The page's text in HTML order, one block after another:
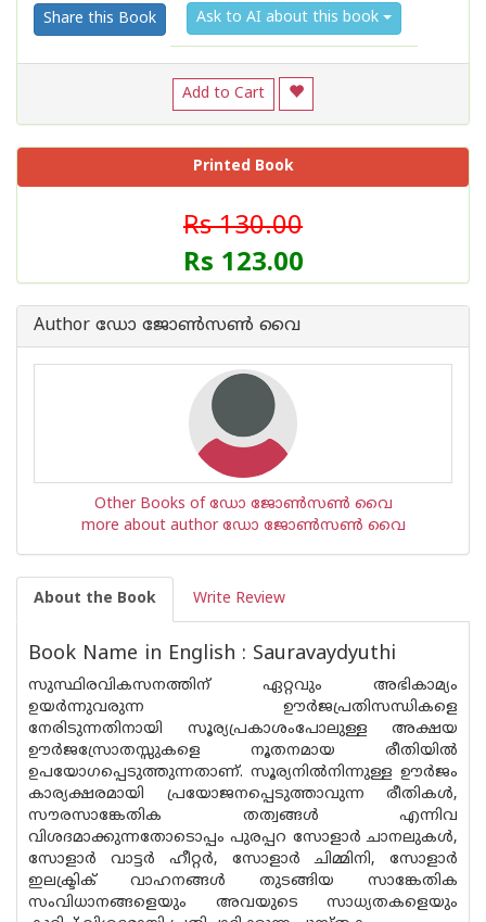
Share this Book Ask to AI about this book
Add to Cart
Printed Book
Rs 130.00
Rs 123.00
Author ഡോ ജോൺസൺ വൈ
Other Books of ഡോ ജോൺസൺ വൈ
more about author ഡോ ജോൺസൺ വൈ
About the Book Write Review
Book Name in English : Sauravaydyuthi
സുസ്ഥിരവികസനത്തിന് ഏറ്റവും അഭികാമ്യം
ഉയർന്നുവരുന്ന ഊർജപ്രതിസന്ധികളെ
നേരിടുന്നതിനായി സൂര്യപ്രകാശംപോലുള്ള അക്ഷയ
ഊർജസ്രോതസ്സുകളെ നൂതനമായ രീതിയിൽ
ഉപയോഗപ്പെടുത്തുന്നതാണ്. സൂര്യനിൽനിന്നുള്ള ഊർജം
കാര്യക്ഷരമായി പ്രയോജനപ്പെടുത്താവുന്ന രീതികൾ,
സൗരസാങ്കേതിക തത്വങ്ങൾ എന്നിവ
വിശദമാക്കുന്നതോടൊപ്പം പുരപ്പറ സോളാർ ചാനലുകൾ,
സോളാർ വാട്ടർ ഹീറ്റർ, സോളാർ ചിമ്മിനി, സോളാർ
ഇലക്ട്രിക് വാഹനങ്ങൾ തുടങ്ങിയ സാങ്കേതിക
സംവിധാനങ്ങളെയും അവയുടെ സാധ്യതകളെയും